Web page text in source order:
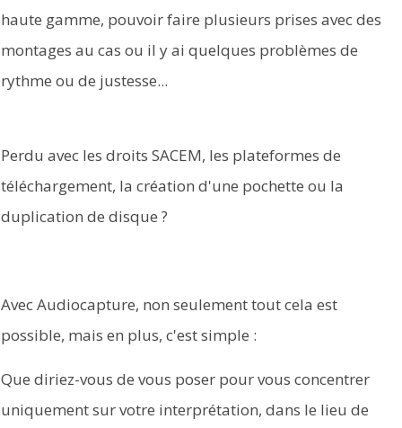
haute gamme, pouvoir faire plusieurs prises avec des
montages au cas ou il y ai quelques problèmes de
rythme ou de justesse...
Perdu avec les droits SACEM, les plateformes de
téléchargement, la création d'une pochette ou la
duplication de disque ?
Avec Audiocapture, non seulement tout cela est
possible, mais en plus, c'est simple :
Que diriez-vous de vous poser pour vous concentrer
uniquement sur votre interprétation, dans le lieu de